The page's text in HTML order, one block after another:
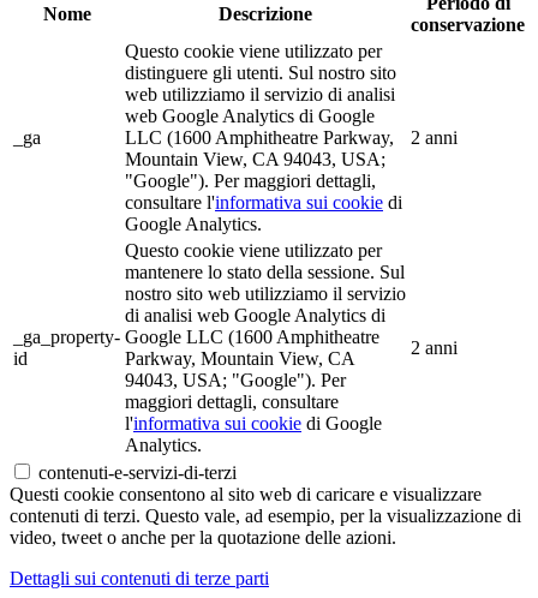
Nome Descrizione
conservazione
_ga
Questo cookie viene utilizzato per
distinguere gli utenti. Sul nostro sito
web utilizziamo il servizio di analisi
web Google Analytics di Google
LLC (1600 Amphitheatre Parkway,
Mountain View, CA 94043, USA;
"Google"). Per maggiori dettagli,
consultare l'informativa sui cookie di
Google Analytics.
2 anni
_ga_property-
id
Questo cookie viene utilizzato per
mantenere lo stato della sessione. Sul
nostro sito web utilizziamo il servizio
di analisi web Google Analytics di
Google LLC (1600 Amphitheatre
Parkway, Mountain View, CA
94043, USA; "Google"). Per
maggiori dettagli, consultare
l'informativa sui cookie di Google
Analytics.
2 anni
contenuti-e-servizi-di-terzi
Questi cookie consentono al sito web di caricare e visualizzare
contenuti di terzi. Questo vale, ad esempio, per la visualizzazione di
video, tweet o anche per la quotazione delle azioni.
Dettagli sui contenuti di terze parti